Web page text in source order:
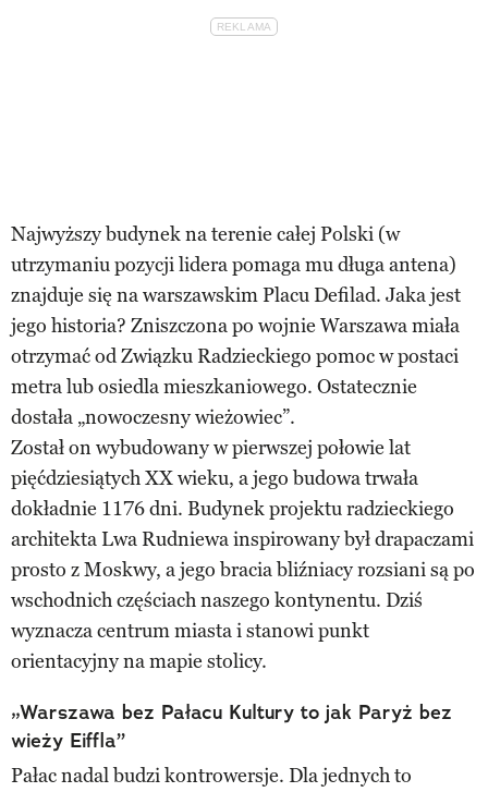
Najwyższy budynek na terenie całej Polski (w
utrzymaniu pozycji lidera pomaga mu długa antena)
znajduje się na warszawskim Placu Defilad. Jaka jest
jego historia? Zniszczona po wojnie Warszawa miała
otrzymać od Związku Radzieckiego pomoc w postaci
metra lub osiedla mieszkaniowego. Ostatecznie
dostała „nowoczesny wieżowiec”.
Został on wybudowany w pierwszej połowie lat
pięćdziesiątych XX wieku, a jego budowa trwała
dokładnie 1176 dni. Budynek projektu radzieckiego
architekta Lwa Rudniewa inspirowany był drapaczami
prosto z Moskwy, a jego bracia bliźniacy rozsiani są po
wschodnich częściach naszego kontynentu. Dziś
wyznacza centrum miasta i stanowi punkt
orientacyjny na mapie stolicy.
„Warszawa bez Pałacu Kultury to jak Paryż bez
wieży Eiffla”
Pałac nadal budzi kontrowersje. Dla jednych to